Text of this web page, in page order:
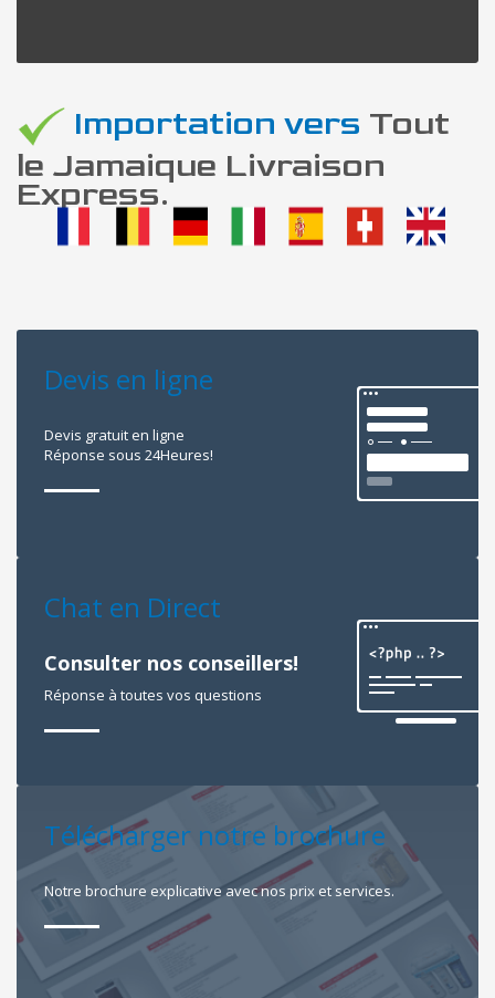
Importation vers Tout
le Jamaique Livraison
Express.
Devis en ligne
Devis gratuit en ligne
Réponse sous 24Heures!
Chat en Direct
Consulter nos conseillers!
Réponse à toutes vos questions
Télécharger notre brochure
Notre brochure explicative avec nos prix et services.